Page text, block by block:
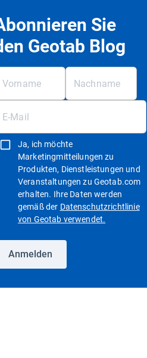
Sie
Geotab Blog
Ja, ich möchte
Marketingmitteilungen zu
Produkten, Dienstleistungen und
Veranstaltungen zu Geotab.com
erhalten. Ihre Daten werden
gemäß der Datenschutzrichtlinie
von Geotab verwendet.
Anmelden